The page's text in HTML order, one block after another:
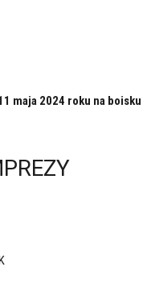
maja 2024 roku na boisku